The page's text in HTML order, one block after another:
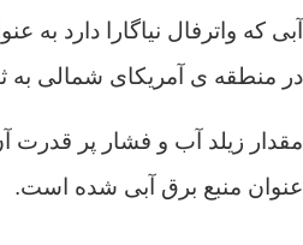
آبی که واترفال نیاگارا دارد به
در منطقه ی آمریکای شمالی
مقدار زیلد آب و فشار پر قدرت
عنوان منبع برق آبی شده است.